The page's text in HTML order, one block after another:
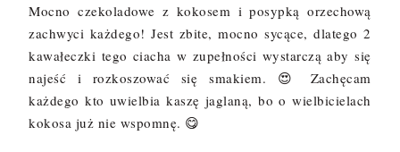
Mocno czekoladowe z kokosem i posypką orzechową
zachwyci każdego! Jest zbite, mocno sycące, dlatego 2
kawałeczki tego ciacha w zupełności wystarczą aby się
najeść i rozkoszować się smakiem. 😍 Zachęcam
każdego kto uwielbia kaszę jaglaną, bo o wielbicielach
kokosa już nie wspomnę. 😋